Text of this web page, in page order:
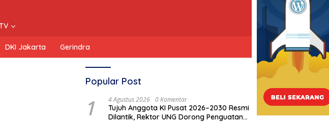
DKI Jakarta Gerindra
Popular Post
1 4 Agustus 2026 0 Komentar
Tujuh Anggota KI Pusat 2026–2030 Resmi
Dilantik, Rektor UNG Dorong Penguatan